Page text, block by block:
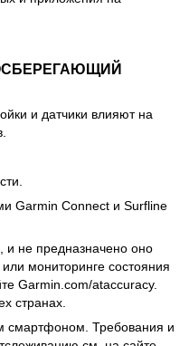
и датчики влияют на
Garmin Connect и Surfline
и не предназначено оно
мониторинге состояния
Garmin.com/ataccuracy.
странах.
смартфоном. Требования и